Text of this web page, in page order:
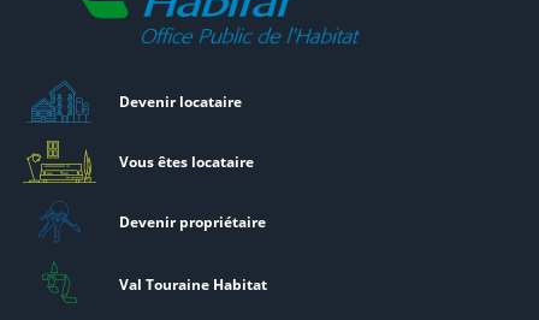
Devenir locataire
Vous êtes locataire
Devenir propriétaire
Val Touraine Habitat